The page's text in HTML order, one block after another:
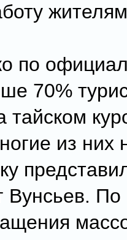
по
70%
тайском
из них
Вунсьев. По